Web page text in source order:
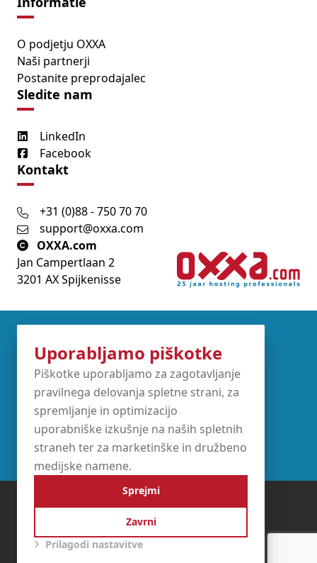
Uporabljamo piškotke
Piškotke uporabljamo za zagotavljanje
pravilnega delovanja spletne strani, za
spremljanje in optimizacijo
uporabniške izkušnje na naših spletnih
straneh ter za marketinške in družbeno
medijske namene.
Sprejmi
Zavrni
Prilagodi nastavitve
O podjetju OXXA
Naši partnerji
Postanite preprodajalec
Sledite nam
LinkedIn
Facebook
Kontakt
+31 (0)88 - 750 70 70
support@oxxa.com
OXXA.com
Jan Campertlaan 2
3201 AX Spijkenisse
Splošni pogoji
Izjava o zasebnosti
Politika piškotkov
KvK 24368127